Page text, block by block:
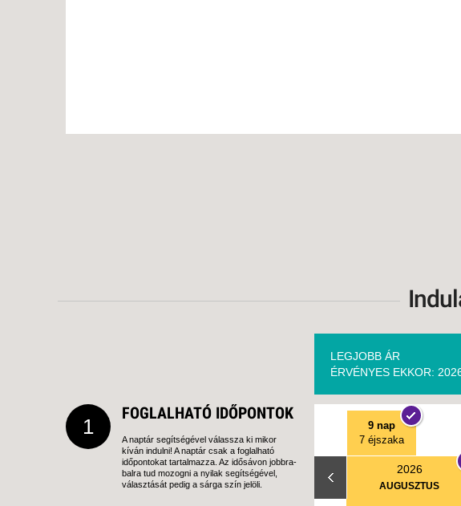
LEGJOBB ÁR
ÉRVÉNYES EKKOR:
1
FOGLALHATÓ IDŐPONTOK
A naptár segítségével válassza ki mikor
kíván indulni! A naptár csak a foglalható
időpontokat tartalmazza. Az idősávon jobbra-
balra tud mozogni a nyilak segítségével,
választását pedig a sárga szín jelöli.
9 nap
7 éjszaka
2026
AUGUSZTUS
Slide Right